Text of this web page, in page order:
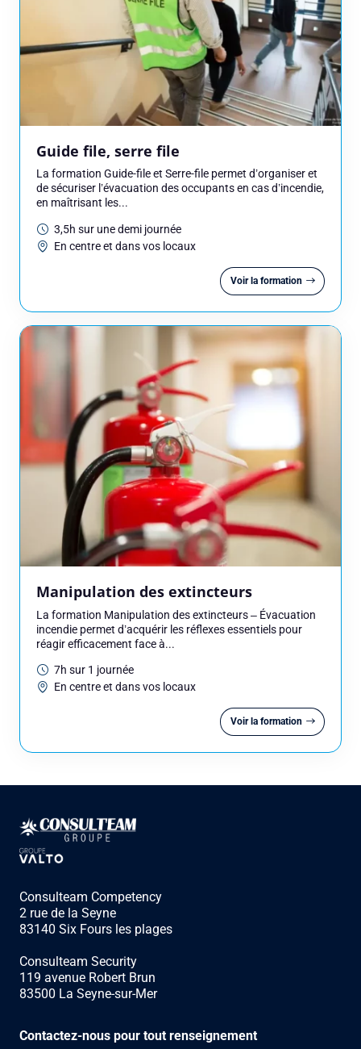
Guide file, serre file
La formation Guide-file et Serre-file permet d’organiser et
de sécuriser l’évacuation des occupants en cas d’incendie,
en maîtrisant les...
3,5h sur une demi journée
En centre et dans vos locaux
Voir la formation
Manipulation des extincteurs
La formation Manipulation des extincteurs – Évacuation
incendie permet d’acquérir les réflexes essentiels pour
réagir efficacement face à...
7h sur 1 journée
En centre et dans vos locaux
Voir la formation
Consulteam Competency
2 rue de la Seyne
83140 Six Fours les plages
Consulteam Security
119 avenue Robert Brun
83500 La Seyne-sur-Mer
Contactez-nous pour tout renseignement
Votre message
votre accord, vous adresser ses offres. Pour en savoir plus, consultez
notre politique de confidentialité.